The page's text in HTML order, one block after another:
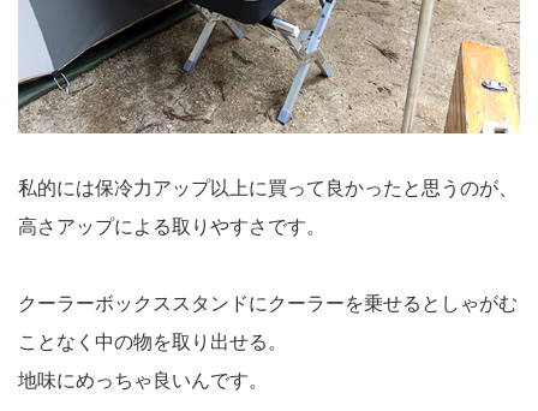
私的には保冷力アップ以上に買って良かったと思うのが、
高さアップによる取りやすさです。
クーラーボックススタンドにクーラーを乗せるとしゃがむ
ことなく中の物を取り出せる。
地味にめっちゃ良いんです。